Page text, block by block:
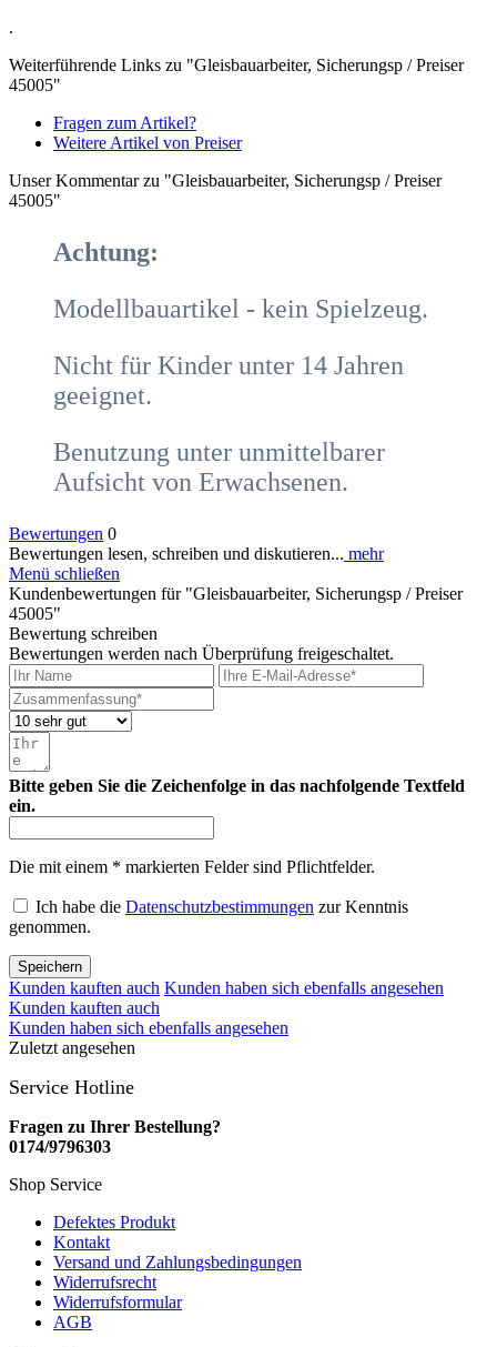
.
Weiterführende Links zu "Gleisbauarbeiter, Sicherungsp / Preiser
45005"
Fragen zum Artikel?
Weitere Artikel von Preiser
Unser Kommentar zu "Gleisbauarbeiter, Sicherungsp / Preiser
45005"
Achtung:
Modellbauartikel - kein Spielzeug.
Nicht für Kinder unter 14 Jahren
geeignet.
Benutzung unter unmittelbarer
Aufsicht von Erwachsenen.
Bewertungen 0
Bewertungen lesen, schreiben und diskutieren... mehr
Menü schließen
Kundenbewertungen für "Gleisbauarbeiter, Sicherungsp / Preiser
45005"
Bewertung schreiben
Bewertungen werden nach Überprüfung freigeschaltet.
Bitte geben Sie die Zeichenfolge in das nachfolgende Textfeld
ein.
Die mit einem * markierten Felder sind Pflichtfelder.
Ich habe die Datenschutzbestimmungen zur Kenntnis
genommen.
Speichern
Kunden kauften auch Kunden haben sich ebenfalls angesehen
Kunden kauften auch
Kunden haben sich ebenfalls angesehen
Zuletzt angesehen
Service Hotline
Fragen zu Ihrer Bestellung?
0174/9796303
Shop Service
Defektes Produkt
Kontakt
Versand und Zahlungsbedingungen
Widerrufsrecht
Widerrufsformular
AGB